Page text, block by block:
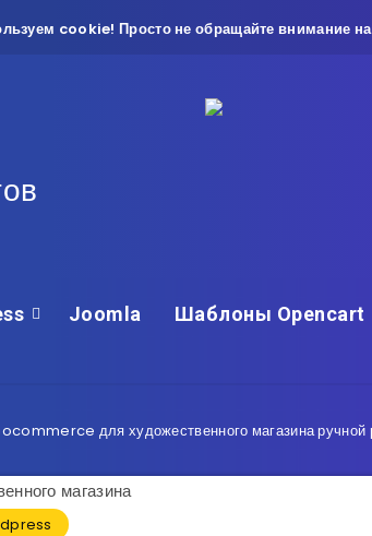
cookie! Просто не обращайте внимание
Joomla Шаблоны Opencart
для художественного магазина